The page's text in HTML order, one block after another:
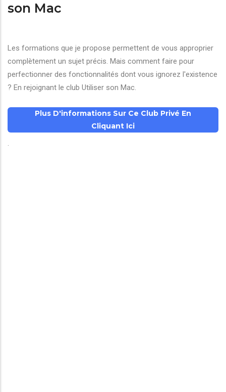
son Mac
Les formations que je propose permettent de vous approprier
complètement un sujet précis. Mais comment faire pour
perfectionner des fonctionnalités dont vous ignorez l'existence
? En rejoignant le club Utiliser son Mac.
Plus D'informations Sur Ce Club Privé En
Cliquant Ici
.